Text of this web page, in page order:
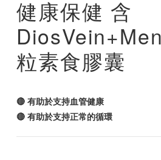
健康保健 含
粒素食膠囊
🔴 有助於支持血管健康
🔴 有助於支持正常的循環